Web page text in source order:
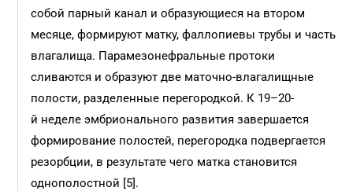
собой парный канал и образующиеся на втором
месяце, формируют матку, фаллопиевы трубы и часть
влагалища. Парамезонефральные протоки
сливаются и образуют две маточно-влагалищные
полости, разделенные перегородкой. К 19–20-
й неделе эмбрионального развития завершается
формирование полостей, перегородка подвергается
резорбции, в результате чего матка становится
однополостной [5].